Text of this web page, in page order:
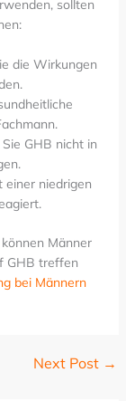
sollten
die Wirkungen
GHB nicht in
einer niedrigen
Männer
GHB treffen
bei Männern
Next Post →